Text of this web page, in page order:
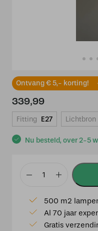
Ontvang € 5,- korting!
Nu besteld, over 2-5
339,99
Fitting E27 Lichtbron
Tiffany
Rosas
40
500 m2
Al 70 jaar
Gratis